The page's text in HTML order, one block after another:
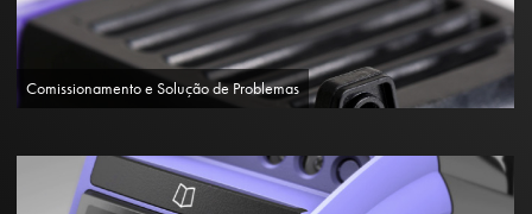
Comissionamento e Solução de Problemas